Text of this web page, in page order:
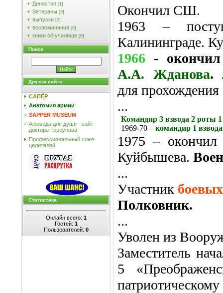
Династии [1]
Ветераны [3]
выпуски [2]
воспоминания [9]
книги об училище [8]
Поиск
Друзья сайта
САПЁР
Анатомия армии
SAPPER MUSEUM
Аюрведа для души - сайт
доктора Торсунова
Профессиональный союз
целителей
Статистика
Онлайн всего: 1
Гостей: 1
Пользователей: 0
Окончил СШ.
1963 –
Калининграде.
1966 -
А.А. Жданова.
для
...
Командир 3 взвода 2 роты
1969-70 – командир 1
1975 –
Куйбышева.
...
Участник
Полковник.
...
Уволен из
Заместитель
5